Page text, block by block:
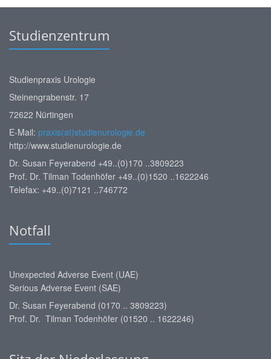
Studienzentrum
Studienpraxis Urologie
Steinengrabenstr. 17
72622 Nürtingen
E-Mail: praxis(at)studienurologie.de
http://www.studienurologie.de
Dr. Susan Feyerabend +49..(0)170 ..3809223
Prof. Dr. Tilman Todenhöfer +49..(0)1520 ..1622246
Telefax: +49..(0)7121 ..746772
Notfall
Unexpected Adverse Event (UAE)
Serious Adverse Event (SAE)
Dr. Susan Feyerabend (0170 .. 3809223)
Prof. Dr. Tilman Todenhöfer (01520 .. 1622246)